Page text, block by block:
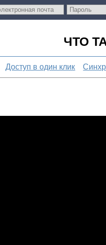
ЧТО
Доступ в один клик